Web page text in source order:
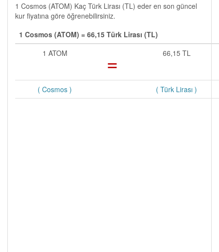
1 Cosmos (ATOM) Kaç Türk Lirası (TL) eder en son güncel
kur fiyatına göre öğrenebilirsiniz.
1 Cosmos (ATOM) = 66,15 Türk Lirası (TL)
1 ATOM
= 66,15 TL
( Cosmos ) ( Türk Lirası )